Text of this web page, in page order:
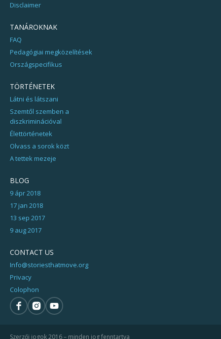
Disclaimer
TANÁROKNAK
FAQ
Pedagógiai megközelítések
Országspecifikus
TÖRTÉNETEK
Látni és látszani
Szemtől szemben a
diszkriminációval
Élettörténetek
Olvass a sorok közt
A tettek mezeje
BLOG
9 ápr 2018
17 jan 2018
13 sep 2017
9 aug 2017
CONTACT US
Info@storiesthatmove.org
Privacy
Colophon
Szerzői jogok 2016 – minden jog fenntartva